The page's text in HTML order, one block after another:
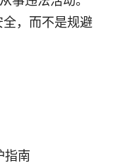
，而不是规避
指南